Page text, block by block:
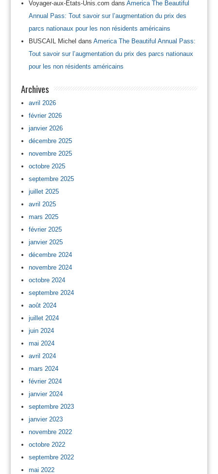
Voyager-aux-Etats-Unis.com dans America The Beautiful
Annual Pass: Tout savoir sur l’augmentation du prix des
parcs nationaux pour les non résidents américains
BUSCAIL Michel dans America The Beautiful Annual Pass:
Tout savoir sur l’augmentation du prix des parcs nationaux
pour les non résidents américains
Archives
avril 2026
février 2026
janvier 2026
décembre 2025
novembre 2025
octobre 2025
septembre 2025
juillet 2025
avril 2025
mars 2025
février 2025
janvier 2025
décembre 2024
novembre 2024
octobre 2024
septembre 2024
août 2024
juillet 2024
juin 2024
mai 2024
avril 2024
mars 2024
février 2024
janvier 2024
septembre 2023
janvier 2023
novembre 2022
octobre 2022
septembre 2022
mai 2022